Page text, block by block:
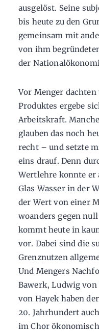
ausgelöst. Seine
bis heute zu den
gemeinsam mit
von ihm
der
Vor Menger
Produktes ergebe
Arbeitskraft.
glauben das noch
recht – und setzte
eins drauf. Denn
Wertlehre konnte er
Glas Wasser in der
der Wert von einer
woanders gegen
kommt heute in
vor. Dabei sind die
Grenznutzen
Und Mengers
Bawerk, Ludwig
von Hayek haben
20. Jahrhundert
im Chor